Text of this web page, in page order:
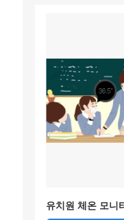
유치원 체온 모니